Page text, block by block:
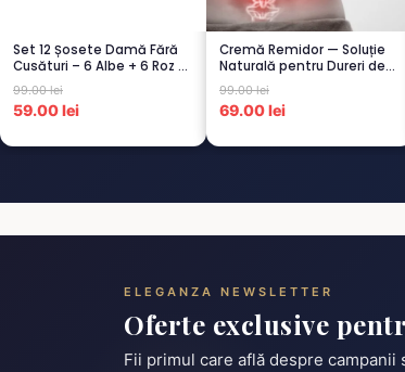
Set 12 Șosete Damă Fără
Cusături – 6 Albe + 6 Roz –
Scu...
99.00 lei
59.00 lei
Cremă Remidor — Soluție
Naturală pentru Dureri de
Spate...
99.00 lei
69.00 lei
ELEGANZA NEWSLETTER
Oferte exclusive
Fii primul care află despre